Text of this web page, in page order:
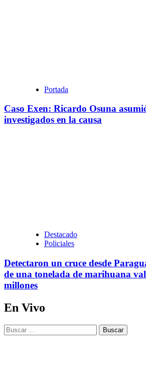
Portada
Caso Exen: Ricardo Osuna
investigados en la causa
Destacado
Policiales
Detectaron un cruce desde
de una tonelada de marihuana
millones
En Vivo
Buscar: